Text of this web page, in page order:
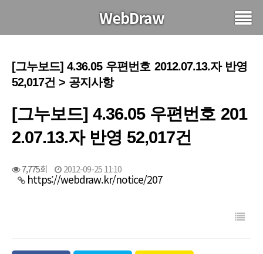
WebDraw
[그누보드] 4.36.05 우편번호 2012.07.13.자 반영
52,017건 > 공지사항
[그누보드] 4.36.05 우편번호 201
2.07.13.자 반영 52,017건
7,775회 2012-09-25 11:10
https://webdraw.kr/notice/207